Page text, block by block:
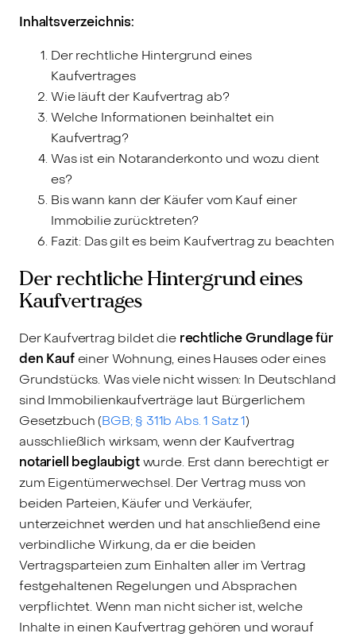
Inhaltsverzeichnis:
Der rechtliche Hintergrund eines
Kaufvertrages
Wie läuft der Kaufvertrag ab?
Welche Informationen beinhaltet ein
Kaufvertrag?
Was ist ein Notaranderkonto und wozu dient
es?
Bis wann kann der Käufer vom Kauf einer
Immobilie zurücktreten?
Fazit: Das gilt es beim Kaufvertrag zu beachten
Der rechtliche Hintergrund eines
Kaufvertrages
Der Kaufvertrag bildet die rechtliche Grundlage für
den Kaufeiner Wohnung, eines Hauses oder eines
Grundstücks. Was viele nicht wissen: In Deutschland
sind Immobilienkaufverträge laut Bürgerlichem
Gesetzbuch (BGB; § 311b Abs. 1 Satz 1)
ausschließlich wirksam, wenn der Kaufvertrag
notariell beglaubigtwurde. Erst dann berechtigt er
zum Eigentümerwechsel. Der Vertrag muss von
beiden Parteien, Käufer und Verkäufer,
unterzeichnet werden und hat anschließend eine
verbindliche Wirkung, da er die beiden
Vertragsparteien zum Einhalten aller im Vertrag
festgehaltenen Regelungen und Absprachen
verpflichtet. Wenn man nicht sicher ist, welche
Inhalte in einen Kaufvertrag gehören und worauf